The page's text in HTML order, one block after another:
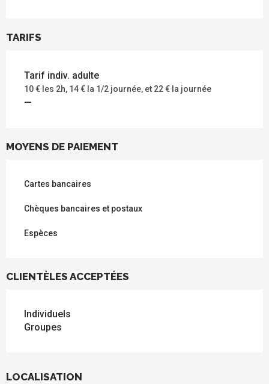
TARIFS
Tarif indiv. adulte
10 € les 2h, 14 € la 1/2 journée, et 22 € la journée
—
MOYENS DE PAIEMENT
Cartes bancaires
Chèques bancaires et postaux
Espèces
CLIENTÈLES ACCEPTÉES
Individuels
Groupes
LOCALISATION